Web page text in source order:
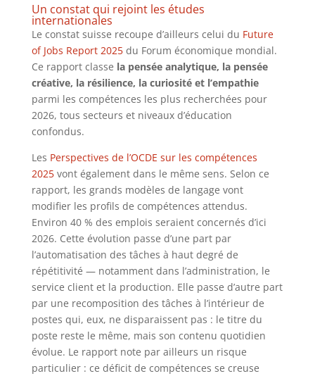
Un constat qui rejoint les études
internationales
Le constat suisse recoupe d’ailleurs celui du Future
of Jobs Report 2025du Forum économique mondial.
Ce rapport classe la pensée analytique, la pensée
créative, la résilience, la curiosité et l’empathie
parmi les compétences les plus recherchées pour
2026, tous secteurs et niveaux d’éducation
confondus.
Les Perspectives de l’OCDE sur les compétences
2025vont également dans le même sens. Selon ce
rapport, les grands modèles de langage vont
modifier les profils de compétences attendus.
Environ 40 % des emplois seraient concernés d’ici
2026. Cette évolution passe d’une part par
l’automatisation des tâches à haut degré de
répétitivité — notamment dans l’administration, le
service client et la production. Elle passe d’autre part
par une recomposition des tâches à l’intérieur de
postes qui, eux, ne disparaissent pas : le titre du
poste reste le même, mais son contenu quotidien
évolue. Le rapport note par ailleurs un risque
particulier : ce déficit de compétences se creuse